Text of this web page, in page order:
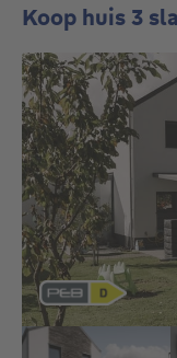
Koop huis 3